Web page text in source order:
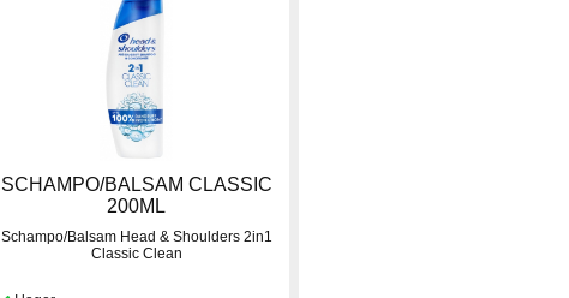
SCHAMPO/BALSAM CLASSIC
200ML
Schampo/Balsam Head & Shoulders 2in1
Classic Clean